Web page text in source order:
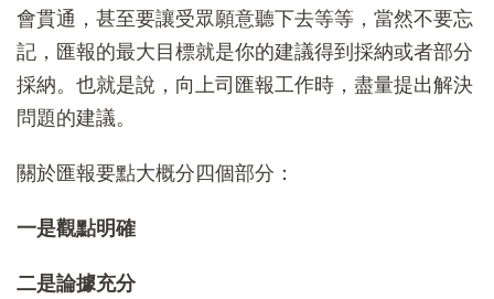
會貫通，甚至要讓受眾願意聽下去等等，當然不要忘
記，匯報的最大目標就是你的建議得到採納或者部分
採納。也就是說，向上司匯報工作時，盡量提出解決
問題的建議。
關於匯報要點大概分四個部分：
一是觀點明確
二是論據充分